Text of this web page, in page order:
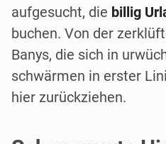
aufgesucht, die billig
buchen. Von der
Banys, die sich in
schwärmen in erster
hier zurückziehen.